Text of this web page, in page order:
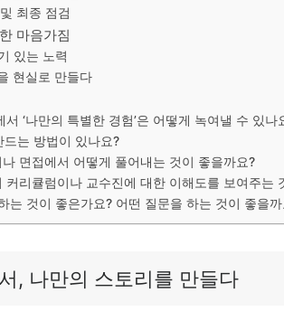
최종 점검
마음가짐
있는 노력
현실로 만들다
‘나만의 특별한 경험’은 어떻게 녹여낼 수 있나
는 방법이 있나요?
면접에서 어떻게 풀어내는 것이 좋을까요?
리큘럼이나 교수진에 대한 이해도를 보여주는
는 것이 좋은가요? 어떤 질문을 하는 것이 좋을까
, 나만의 스토리를 만들다